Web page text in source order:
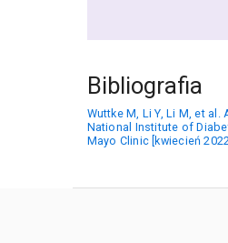
Bibliografia
Wuttke M, Li Y, Li M, et al.
National Institute of
Mayo Clinic [kwiecień